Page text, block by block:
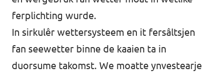
ferplichting wurde.
In sirkulêr wettersysteem en it fersâltsjen
fan seewetter binne de kaaien ta in
duorsume takomst. We moatte ynvestearje